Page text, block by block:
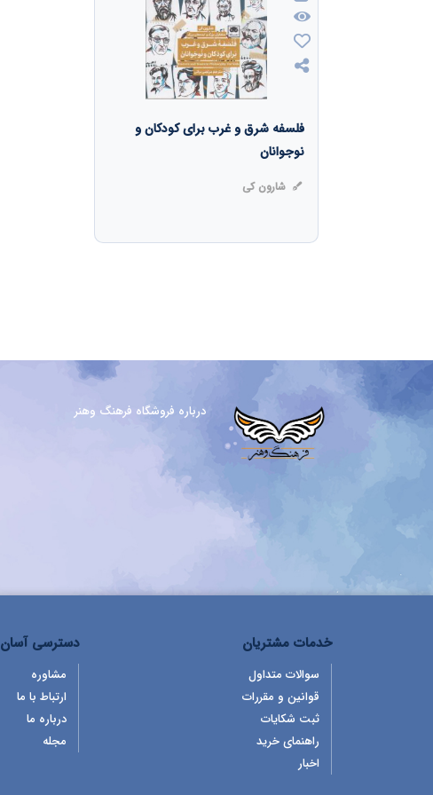
فلسفه شرق و غرب برای کودکان و
نوجوانان
شارون کی
درباره فروشگاه فرهنگ وهنر
خدمات مشتریان
سوالات متداول
قوانین و مقررات
ثبت شکایات
راهنمای خرید
اخبار
دسترسی آسان
مشاوره
ارتباط با ما
درباره ما
مجله